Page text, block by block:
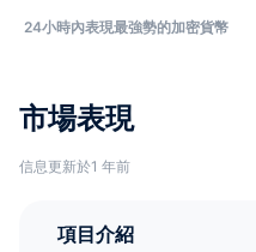
市場表現
信息更新於1 年前
項目介紹
24小時內表現最強勢的加密貨幣